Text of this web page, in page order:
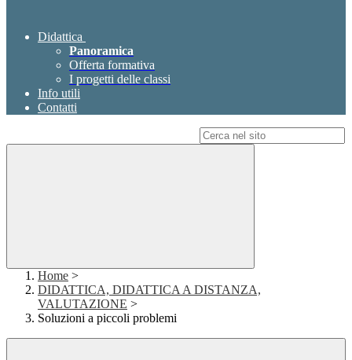
Didattica
Panoramica
Offerta formativa
I progetti delle classi
Info utili
Contatti
Home >
DIDATTICA, DIDATTICA A DISTANZA,
VALUTAZIONE >
Soluzioni a piccoli problemi